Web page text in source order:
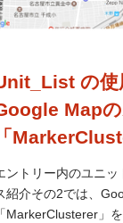
の使
Map
ントリー内のユニ
紹介その2では、
MarkerClusterer」